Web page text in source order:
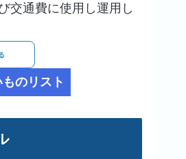
交通費に使用し運用し
のリスト